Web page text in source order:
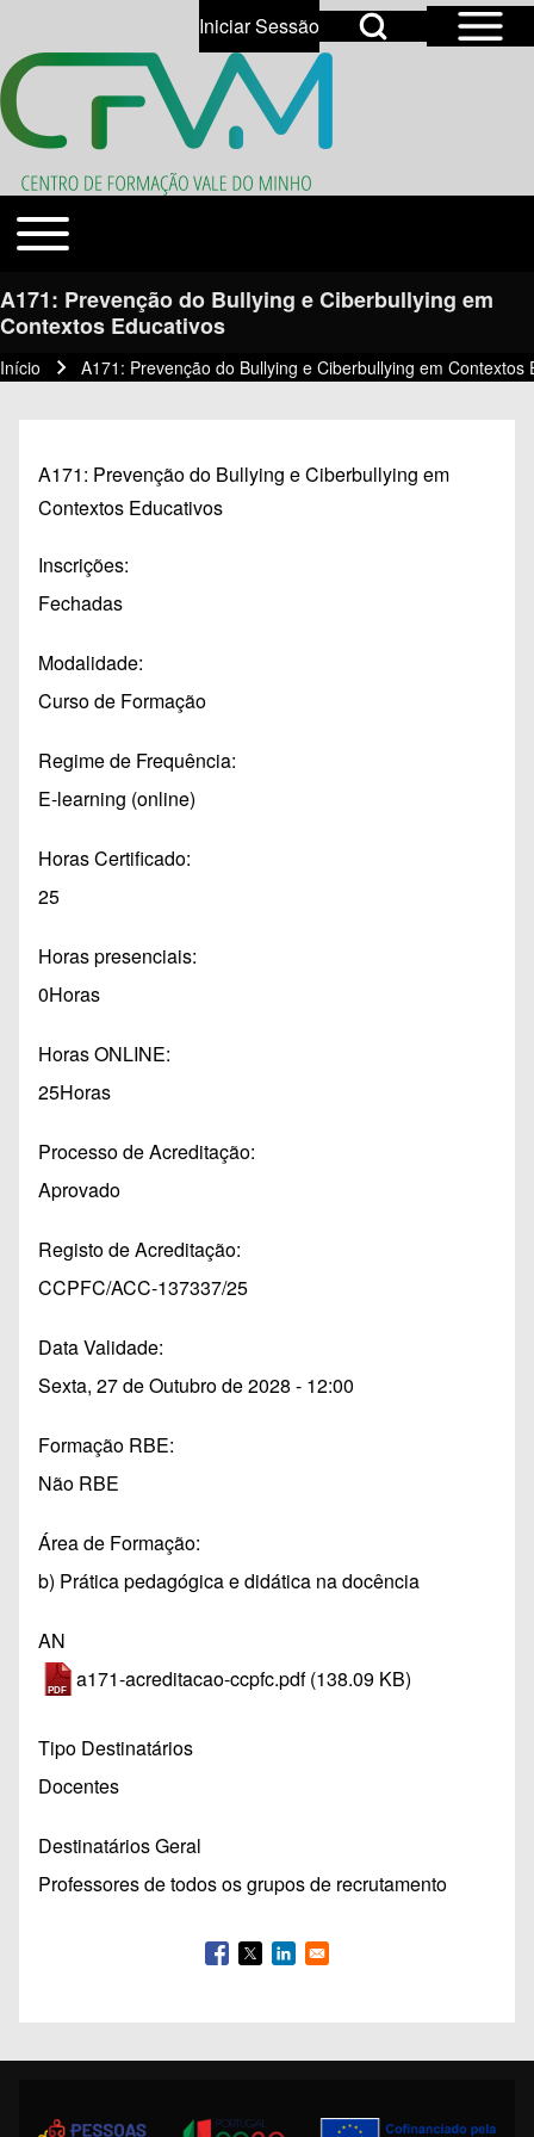
Close search
Search
Open Sidebar
Open Search Block
User account menu
Iniciar SessãoOpen login dialog
Temas
Toggle main menu
A171: Prevenção do Bullying e Ciberbullying em
Contextos Educativos
Navegação estrutural
Início A171: Prevenção do Bullying e Ciberbullying em Contextos
A171: Prevenção do Bullying e Ciberbullying em
Contextos Educativos
Inscrições
Fechadas
Modalidade
Curso de Formação
Regime de Frequência
E-learning (online)
Horas Certificado
25
Horas presenciais
0Horas
Horas ONLINE
25Horas
Processo de Acreditação
Aprovado
Registo de Acreditação
CCPFC/ACC-137337/25
Data Validade
Sexta, 27 de Outubro de 2028 - 12:00
Formação RBE
Não RBE
Área de Formação
b) Prática pedagógica e didática na docência
AN
a171-acreditacao-ccpfc.pdf (138.09 KB)
Tipo Destinatários
Docentes
Destinatários Geral
Professores de todos os grupos de recrutamento